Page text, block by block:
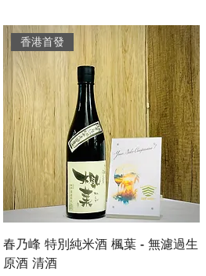
香港首發
春乃峰 特別純米酒 楓葉 - 無濾過生
原酒 清酒